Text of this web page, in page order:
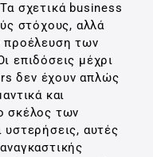
σχετικά business
στόχους, αλλά
προέλευση των
επιδόσεις μέχρι
δεν έχουν απλώς
και
σκέλος των
αυτές